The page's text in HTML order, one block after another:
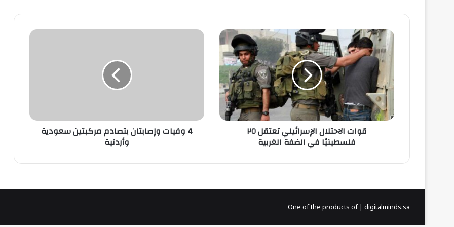
قوات
الاحتلال
الإسرائيلي
تعتقل
٢٥
فلسطينيًا
في
الضفة
الغربية
قوات الاحتلال الإسرائيلي تعتقل ٢٥
فلسطينيًا في الضفة الغربية
4
4 وفيات وإصابتان بتصادم مركبتين سعودية
وأردنية
One of the products of | digitalminds.sa